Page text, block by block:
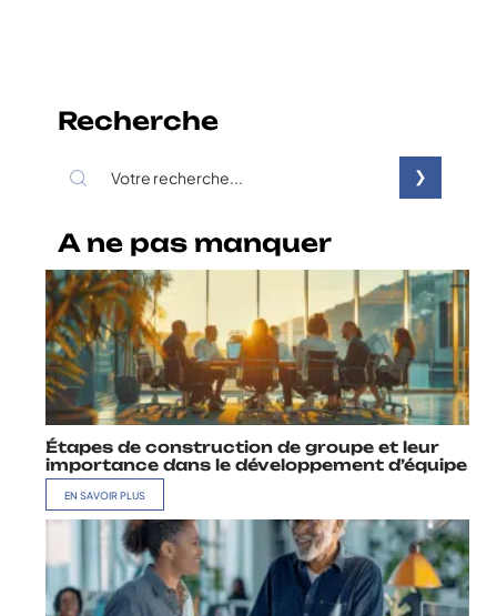
Recherche
A ne pas manquer
Étapes de construction de groupe et leur
importance dans le développement d’équipe
EN SAVOIR PLUS